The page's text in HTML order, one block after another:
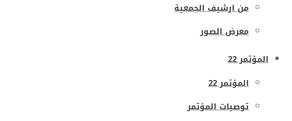
من ارشيف الجمعية
معرض الصور
المؤتمر 22
المؤتمر 22
توصيات المؤتمر